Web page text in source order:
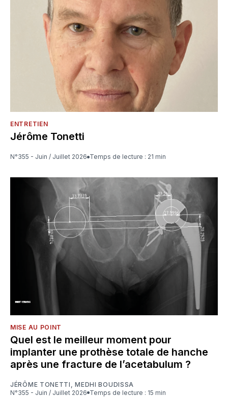
ENTRETIEN
Jérôme Tonetti
N°355 - Juin / Juillet 2026 Temps de lecture : 21 min
MISE AU POINT
Quel est le meilleur moment pour
implanter une prothèse totale de hanche
après une fracture de l’acetabulum ?
JÉRÔME TONETTI ,MEDHI BOUDISSA
N°355 - Juin / Juillet 2026
Temps de lecture : 15 min